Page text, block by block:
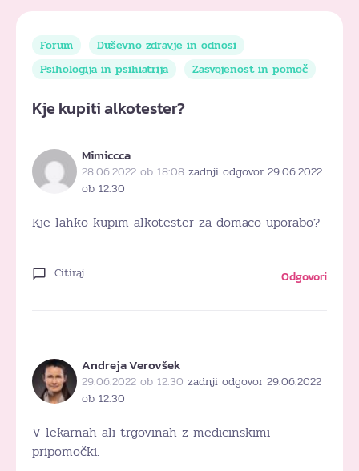
Forum
Duševno zdravje in odnosi
Psihologija in psihiatrija
Zasvojenost in pomoč
Kje kupiti alkotester?
Mimiccca
28.06.2022 ob 18:08 zadnji odgovor 29.06.2022
ob 12:30
Kje lahko kupim alkotester za domaco uporabo?
Citiraj Odgovori
Andreja Verovšek
29.06.2022 ob 12:30 zadnji odgovor 29.06.2022
ob 12:30
V lekarnah ali trgovinah z medicinskimi
pripomočki.